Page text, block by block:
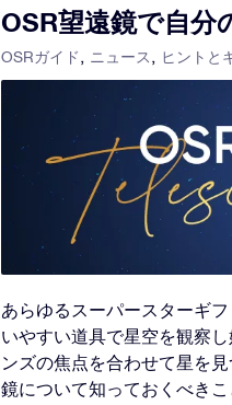
OSR望遠鏡で自分
OSRガイド ニュース ヒントと
あらゆるスーパースターギ
いやすい道具で星空を観察
ンズの焦点を合わせて星を
鏡について知っておくべきこ